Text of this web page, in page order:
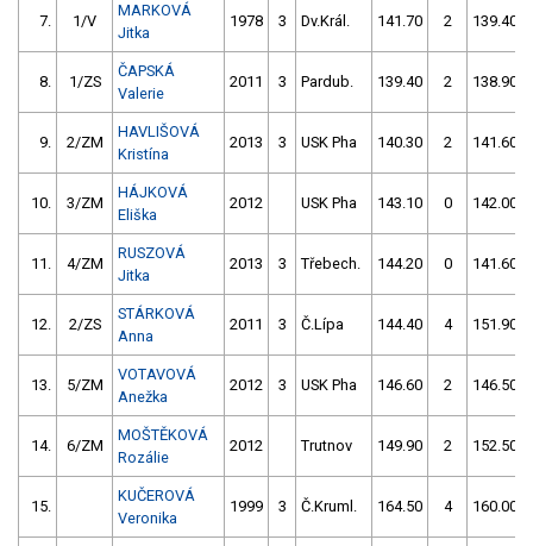
7. 1/V
MARKOVÁ
Jitka
1978 3 Dv.Král. 141.70 2 139.40
8. 1/ZS
ČAPSKÁ
Valerie
2011 3 Pardub. 139.40 2 138.90
9. 2/ZM
HAVLIŠOVÁ
Kristína
2013 3 USK Pha 140.30 2 141.60
10. 3/ZM
HÁJKOVÁ
Eliška
2012 USK Pha 143.10 0 142.00
11. 4/ZM
RUSZOVÁ
Jitka
2013 3 Třebech. 144.20 0 141.60
12. 2/ZS
STÁRKOVÁ
Anna
2011 3 Č.Lípa 144.40 4 151.90
13. 5/ZM
VOTAVOVÁ
Anežka
2012 3 USK Pha 146.60 2 146.50
14. 6/ZM
MOŠTĚKOVÁ
Rozálie
2012 Trutnov 149.90 2 152.50
15.
KUČEROVÁ
Veronika
1999 3 Č.Kruml. 164.50 4 160.00